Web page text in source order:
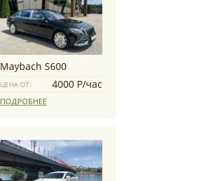
Maybach S600
ЦЕНА ОТ: 4000 Р/час
ПОДРОБНЕЕ